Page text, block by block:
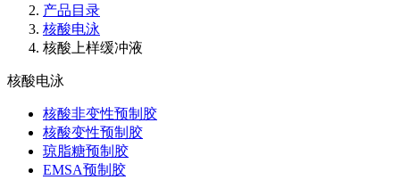
产品目录
核酸电泳
核酸上样缓冲液
核酸电泳
核酸非变性预制胶
核酸变性预制胶
琼脂糖预制胶
EMSA预制胶